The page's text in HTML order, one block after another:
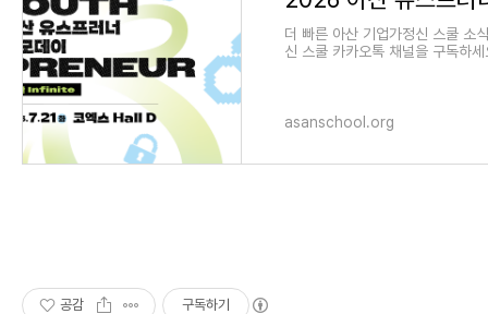
더 빠른 아산 기업가정신 스쿨 소
신 스쿨 카카오톡 채널을 구독하
asanschool.org
공감 구독하기